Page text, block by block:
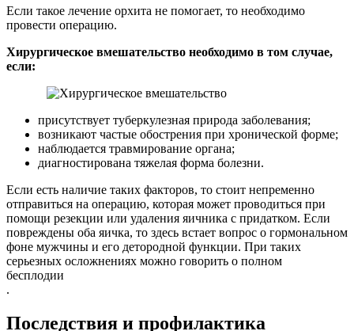
Если такое лечение орхита не помогает, то необходимо
провести операцию.
Хирургическое вмешательство необходимо в том случае,
если:
присутствует туберкулезная природа заболевания;
возникают частые обострения при хронической форме;
наблюдается травмирование органа;
диагностирована тяжелая форма болезни.
Если есть наличие таких факторов, то стоит непременно
отправиться на операцию, которая может проводиться при
помощи резекции или удаления яичника с придатком. Если
повреждены оба яичка, то здесь встает вопрос о гормональном
фоне мужчины и его детородной функции. При таких
серьезных осложнениях можно говорить о полном
бесплодии
.
Последствия и профилактика